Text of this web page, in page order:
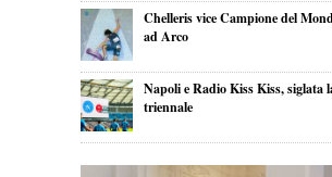
Chelleris vice Campione del
ad Arco
Napoli e Radio Kiss Kiss, siglata
triennale